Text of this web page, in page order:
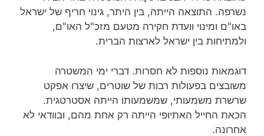
נשרפה. התוצאה הייתה, בין היתר, גינוי חריף של ישראל
באו"ם ומינוי וועדת חקירה מטעם מזכ"ל האו"ם,
ולמתיחות בין ישראל לארצות הברית.
דוגמאות נוספות לא חסרות. דברי ימי המשטרה
משובצים בפעולות רבות של שוטרים, שיצרו אפקט
שרשרת משמעותי, שמשמעותו הייתה אסטרטגית.
הכאת החייל האתיופי הייתה רק אחת מהם, ובוודאי לא
אחרונה.